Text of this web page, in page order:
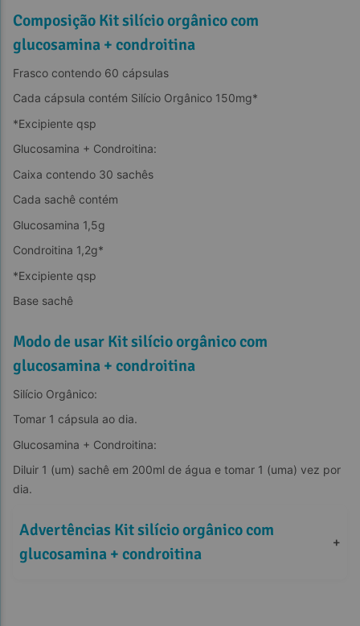
Composição Kit silício orgânico com
glucosamina + condroitina
Frasco contendo 60 cápsulas
Cada cápsula contém Silício Orgânico 150mg*
*Excipiente qsp
Glucosamina + Condroitina:
Caixa contendo 30 sachês
Cada sachê contém
Glucosamina 1,5g
Condroitina 1,2g*
*Excipiente qsp
Base sachê
Modo de usar Kit silício orgânico com
glucosamina + condroitina
Silício Orgânico:
Tomar 1 cápsula ao dia.
Glucosamina + Condroitina:
Diluir 1 (um) sachê em 200ml de água e tomar 1 (uma) vez por
dia.
Advertências Kit silício orgânico com
glucosamina + condroitina
+